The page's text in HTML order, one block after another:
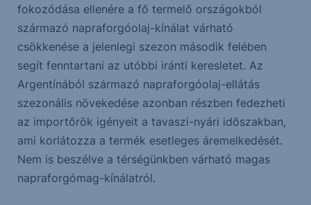
fokozódása ellenére a fő termelő országokból
származó napraforgóolaj-kínálat várható
csökkenése a jelenlegi szezon második felében
segít fenntartani az utóbbi iránti keresletet. Az
Argentínából származó napraforgóolaj-ellátás
szezonális növekedése azonban részben fedezheti
az importőrök igényeit a tavaszi-nyári időszakban,
ami korlátozza a termék esetleges áremelkedését.
Nem is beszélve a térségünkben várható magas
napraforgómag-kínálatról.